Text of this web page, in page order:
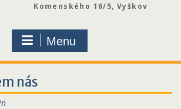
Komenského 16/5, Vyškov
Menu
nás